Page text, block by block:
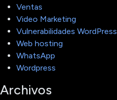
Ventas
Video Marketing
Vulnerabilidades WordPress
Web hosting
WhatsApp
Wordpress
Archivos